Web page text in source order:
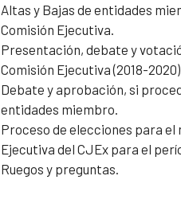
Altas y Bajas de entidades
Comisión Ejecutiva.
Presentación, debate y
Comisión Ejecutiva (2018-2020).
Debate y aprobación, si
entidades miembro.
Proceso de elecciones para el
Ejecutiva del CJEx para el
Ruegos y preguntas.